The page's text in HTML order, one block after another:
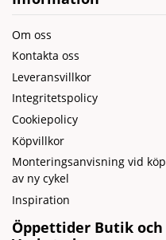
Om oss
Kontakta oss
Leveransvillkor
Integritetspolicy
Cookiepolicy
Köpvillkor
Monteringsanvisning vid köp
av ny cykel
Inspiration
Öppettider Butik och